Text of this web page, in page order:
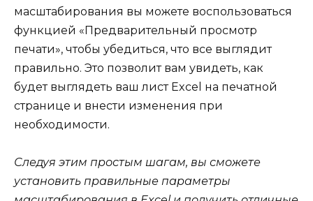
масштабирования вы можете воспользоваться
функцией «Предварительный просмотр
печати», чтобы убедиться, что все выглядит
правильно. Это позволит вам увидеть, как
будет выглядеть ваш лист Excel на печатной
странице и внести изменения при
необходимости.
Следуя этим простым шагам, вы сможете
установить правильные параметры